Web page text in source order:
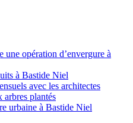
opération d’envergure à
à Bastide Niel
avec les architectes
plantés
urbaine à Bastide Niel